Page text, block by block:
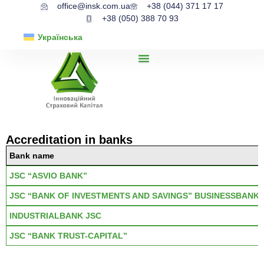
office@insk.com.ua
+38 (044) 371 17 17
+38 (050) 388 70 93
Українська
Accreditation in banks
Bank name
JSC “ASVIO BANK”
JSC “BANK OF INVESTMENTS AND SAVINGS” BUSINESSBANK
INDUSTRIALBANK JSC
JSC “BANK TRUST-CAPITAL”